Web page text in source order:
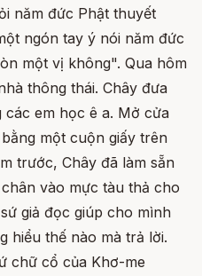
năm đức Phật thuyết
ngón tay ý nói năm đức
một vị không". Qua hôm
thông thái. Chây đưa
em học ê a. Mở cửa
một cuộn giấy trên
trước, Chây đã làm sẵn
vào mực tàu thả cho
giả đọc giúp cho mình
hiểu thế nào mà trả lời.
chữ cổ của Khơ-me